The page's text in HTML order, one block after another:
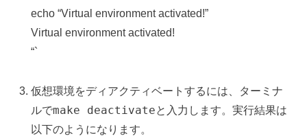
echo “Virtual environment activated!”
Virtual environment activated!
“`
仮想環境をディアクティベートするには、ターミナ
ルでmake deactivateと入力します。実行結果は
以下のようになります。